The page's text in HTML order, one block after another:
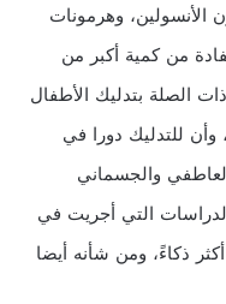
وهرمونات
من كمية أكبر من
الصلة بتدليك الأطفال
وأن للتدليك دورا في
والجسماني
التي أجريت في
ذكاءً، ومن شأنه أيضا